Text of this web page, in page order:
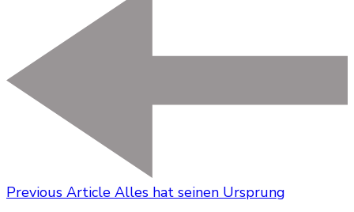
Previous Article Alles hat seinen Ursprung